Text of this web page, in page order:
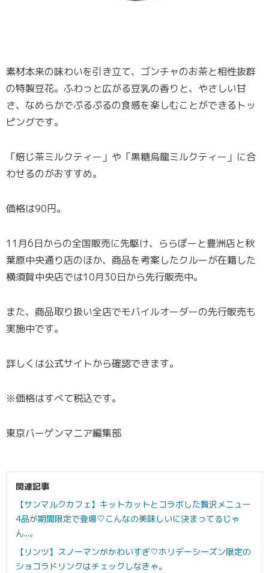
素材本来の味わいを引き立て、ゴンチャのお茶と相性抜群
の特製豆花。ふわっと広がる豆乳の香りと、やさしい甘
さ、なめらかでぷるぷるの食感を楽しむことができるトッ
ピングです。
「焙じ茶ミルクティー」や「黒糖烏龍ミルクティー」に合
わせるのがおすすめ。
価格は90円。
11月6日からの全国販売に先駆け、ららぽーと豊洲店と秋
葉原中央通り店のほか、商品を考案したクルーが在籍した
横須賀中央店では10月30日から先行販売中。
また、商品取り扱い全店でモバイルオーダーの先行販売も
実施中です。
詳しくは公式サイトから確認できます。
※価格はすべて税込です。
東京バーゲンマニア編集部
関連記事
【サンマルクカフェ】キットカットとコラボした贅沢メニュー
4品が期間限定で登場♡こんなの美味しいに決まってるじゃ
ん...。
【リンツ】スノーマンがかわいすぎ♡ホリデーシーズン限定の
ショコラドリンクはチェックしなきゃ。